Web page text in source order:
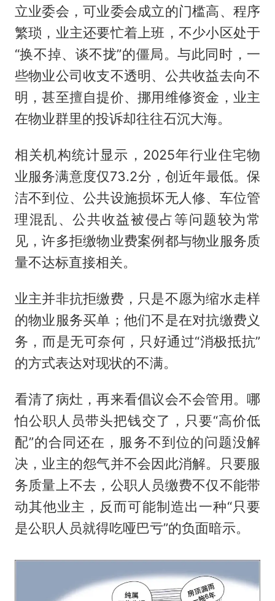
立业委会，可业委会成立的门槛高、程序
繁琐，业主还要忙着上班，不少小区处于
“换不掉、谈不拢”的僵局。与此同时，一
些物业公司收支不透明、公共收益去向不
明，甚至擅自提价、挪用维修资金，业主
在物业群里的投诉却往往石沉大海。
相关机构统计显示，2025年行业住宅物
业服务满意度仅73.2分，创近年最低。保
洁不到位、公共设施损坏无人修、车位管
理混乱、公共收益被侵占等问题较为常
见，许多拒缴物业费案例都与物业服务质
量不达标直接相关。
业主并非抗拒缴费，只是不愿为缩水走样
的物业服务买单；他们不是在对抗缴费义
务，而是无可奈何，只好通过“消极抵抗”
的方式表达对现状的不满。
看清了病灶，再来看倡议会不会管用。哪
怕公职人员带头把钱交了，只要“高价低
配”的合同还在，服务不到位的问题没解
决，业主的怨气并不会因此消解。只要服
务质量上不去，公职人员缴费不仅不能带
动其他业主，反而可能制造出一种“只要
是公职人员就得吃哑巴亏”的负面暗示。